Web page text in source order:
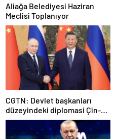
Aliağa Belediyesi Haziran
Meclisi Toplanıyor
CGTN: Devlet başkanları
düzeyindeki diplomasi Çin-
Rusya arasındaki büyüyen
ortaklığı güçlendiriyor